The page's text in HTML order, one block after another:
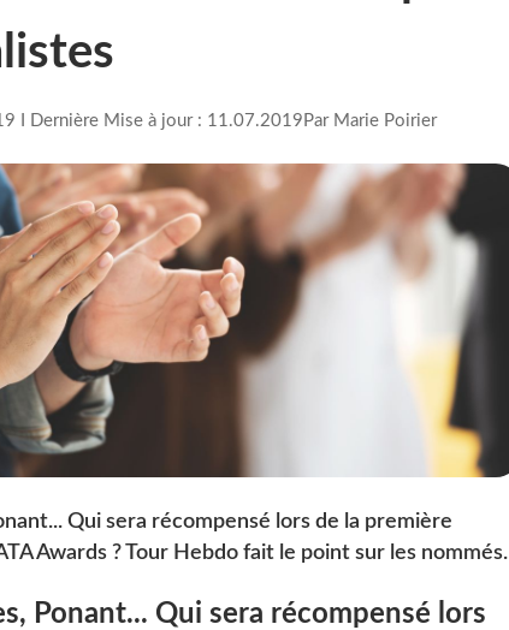
I Dernière Mise à jour : 11.07.2019 Par Marie Poirier
Qui sera récompensé lors de la première
Awards ? Tour Hebdo fait le point sur les nommés.
Ponant... Qui sera récompensé lors